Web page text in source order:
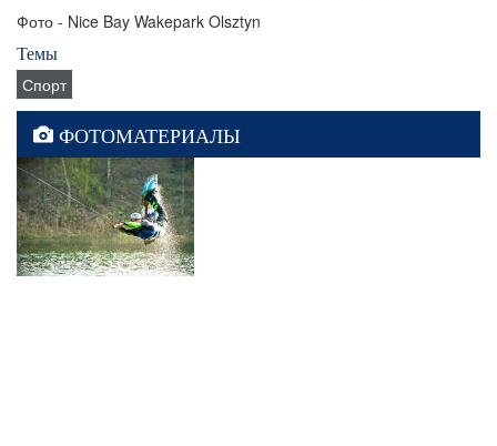
Фото - Nice Bay Wakepark Olsztyn
Темы
Спорт
ФОТОМАТЕРИАЛЫ